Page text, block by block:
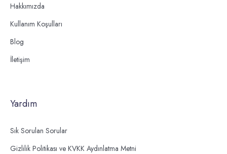
Hakkımızda
Kullanım Koşulları
Blog
İletişim
Yardım
Sık Sorulan Sorular
Gizlilik Politikası ve KVKK Aydınlatma Metni